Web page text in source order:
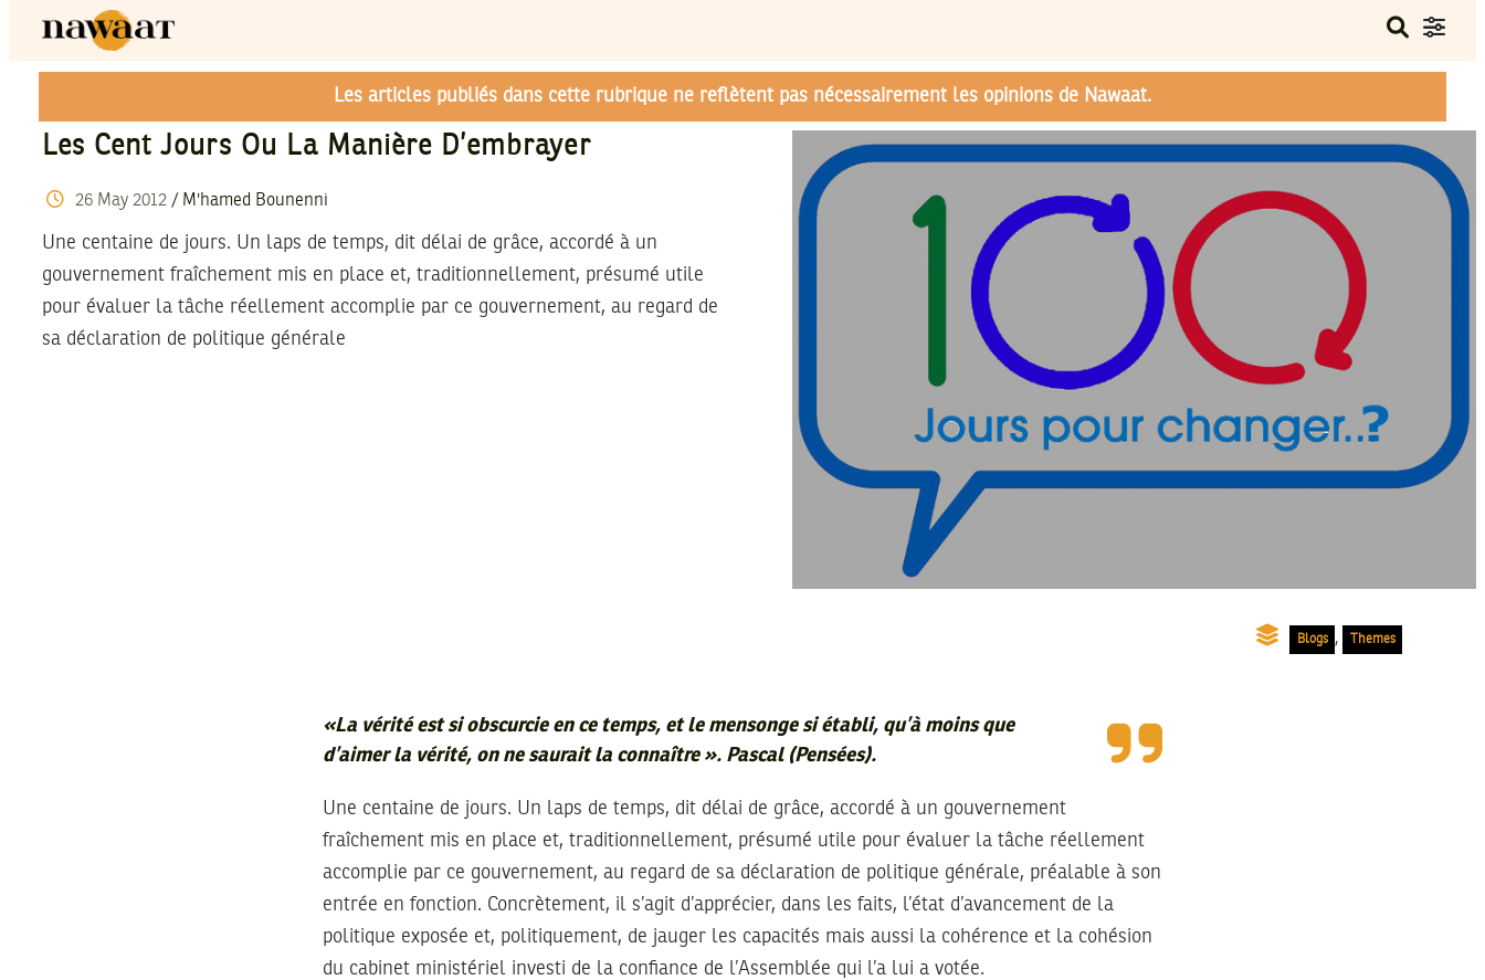
Les articles publiés dans cette rubrique ne reflètent pas nécessairement les opinions de Nawaat.
Les Cent Jours Ou La Manière D’embrayer
26 May 2012/ M'hamed Bounenni
Une centaine de jours. Un laps de temps, dit délai de grâce, accordé à un
gouvernement fraîchement mis en place et, traditionnellement, présumé utile
pour évaluer la tâche réellement accomplie par ce gouvernement, au regard de
sa déclaration de politique générale
Blogs , Themes
«La vérité est si obscurcie en ce temps, et le mensonge si établi, qu’à moins que
d’aimer la vérité, on ne saurait la connaître». Pascal (Pensées).
Une centaine de jours. Un laps de temps, dit délai de grâce, accordé à un gouvernement
fraîchement mis en place et, traditionnellement, présumé utile pour évaluer la tâche réellement
accomplie par ce gouvernement, au regard de sa déclaration de politique générale, préalable à son
entrée en fonction. Concrètement, il s’agit d’apprécier, dans les faits, l’état d’avancement de la
politique exposée et, politiquement, de jauger les capacités mais aussi la cohérence et la cohésion
du cabinet ministériel investi de la confiance de l’Assemblée qui l’a lui a votée.